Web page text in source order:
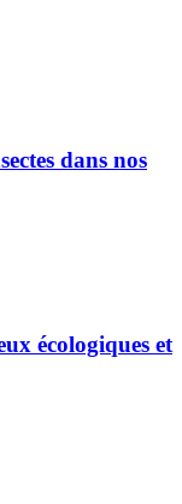
dans nos
écologiques et